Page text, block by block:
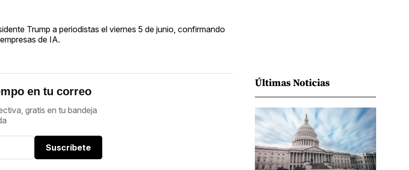
Trump a periodistas el viernes 5 de junio, confirmando
de IA.
en tu correo
gratis en tu bandeja
Suscríbete
Últimas Noticias